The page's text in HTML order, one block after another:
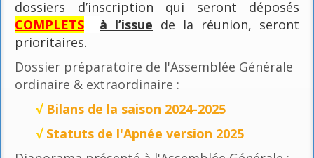
dossiers d’inscription qui seront déposés
COMPLETS
à l’issue de la réunion, seront
prioritaires.
Dossier préparatoire de l'Assemblée Générale
ordinaire & extraordinaire :
√ Bilans de la saison 2024-2025
√ Statuts de l'Apnée version 2025